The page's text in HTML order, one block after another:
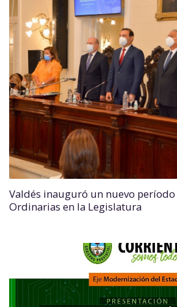
Valdés inauguró un nuevo período
Ordinarias en la Legislatura